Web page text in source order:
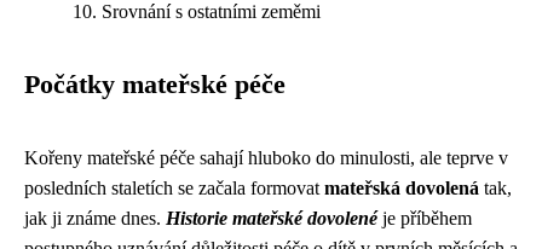
Srovnání s ostatními zeměmi
Počátky mateřské péče
Kořeny mateřské péče sahají hluboko do minulosti, ale teprve v
posledních staletích se začala formovat mateřská dovolená tak,
jak ji známe dnes. Historie mateřské dovolenéje příběhem